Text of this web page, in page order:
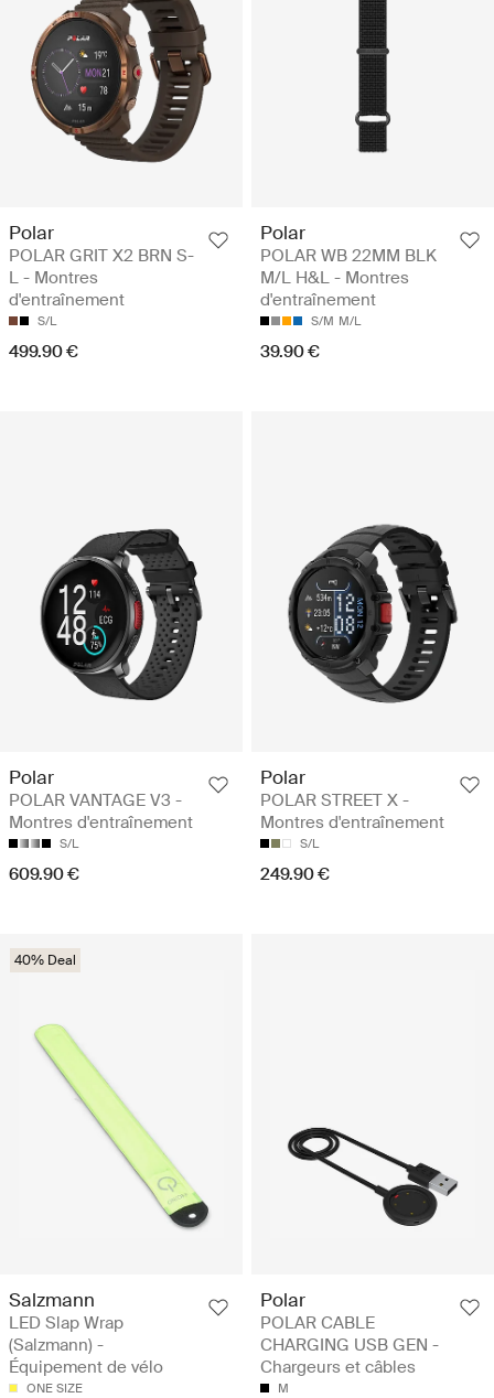
Polar
POLAR GRIT X2 BRN S-
L - Montres
d'entraînement
S/L
499.90 €
Polar
POLAR WB 22MM BLK
M/L H&L - Montres
d'entraînement
S/M M/L
39.90 €
Polar
POLAR VANTAGE V3 -
Montres d'entraînement
S/L
609.90 €
Polar
POLAR STREET X -
Montres d'entraînement
S/L
249.90 €
40% Deal
Salzmann
LED Slap Wrap
(Salzmann) -
Équipement de vélo
ONE SIZE
Polar
POLAR CABLE
CHARGING USB GEN -
Chargeurs et câbles
M